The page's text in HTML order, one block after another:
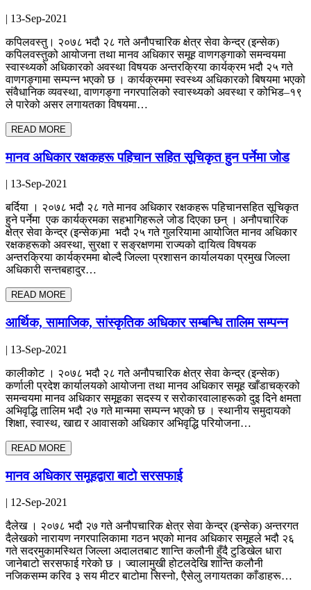
| 13-Sep-2021
कपिलवस्तु। २०७८ भदौ २८ गते अनौपचारिक क्षेत्र सेवा केन्द्र (इन्सेक)
कपिलवस्तुको आयोजना तथा मानव अधिकार समूह वाणगङ्गाको समन्वयमा
स्वास्थ्यको अधिकारको अवस्था विषयक अन्तरक्रिया कार्यक्रम भदौ २५ गते
वाणगङ्गामा सम्पन्न भएको छ । कार्यक्रममा स्वस्थ्य अधिकारको बिषयमा भएको
संवैधानिक व्यवस्था, वाणगङ्गा नगरपालिको स्वास्थ्यको अवस्था र कोभिड–१९
ले पारेको असर लगायतका विषयमा…
READ MORE
मानव अधिकार रक्षकहरू पहिचान सहित सूचिकृत हुन पर्नेमा जोड
| 13-Sep-2021
बर्दिया । २०७८ भदौ २८ गते मानव अधिकार रक्षकहरू पहिचानसहित सूचिकृत
हुने पर्नेमा एक कार्यक्रमका सहभागिहरूले जोड दिएका छन् । अनौपचारिक
क्षेत्र सेवा केन्द्र (इन्सेक)मा भदौ २५ गते गुलरियामा आयोजित मानव अधिकार
रक्षकहरूको अवस्था, सुरक्षा र सङ्रक्षणमा राज्यको दायित्व विषयक
अन्तरक्रिया कार्यक्रममा बोल्दै जिल्ला प्रशासन कार्यालयका प्रमुख जिल्ला
अधिकारी सन्तबहादुर…
READ MORE
आर्थिक, सामाजिक, सांस्कृतिक अधिकार सम्बन्धि तालिम सम्पन्न
| 13-Sep-2021
कालीकोट । २०७८ भदौ २८ गते अनौपचारिक क्षेत्र सेवा केन्द्र (इन्सेक)
कर्णाली प्रदेश कार्यालयको आयोजना तथा मानव अधिकार समूह खाँडाचक्रको
समन्वयमा मानव अधिकार समूहका सदस्य र सरोकारवालाहरूको दुइ दिने क्षमता
अभिवृद्धि तालिम भदौ २७ गते मान्ममा सम्पन्न भएको छ । स्थानीय समुदायको
शिक्षा, स्वास्थ, खाद्य र आवासको अधिकार अभिवृद्धि परियोजना…
READ MORE
मानव अधिकार समूहद्वारा बाटो सरसफाई
| 12-Sep-2021
दैलेख । २०७८ भदौ २७ गते अनौपचारिक क्षेत्र सेवा केन्द्र (इन्सेक) अन्तरगत
दैलेखको नारायण नगरपालिकामा गठन भएको मानव अधिकार समूहले भदौ २६
गते सदरमुकामस्थित जिल्ला अदालतबाट शान्ति कलौनी हुँदै टुडिखेल धारा
जानेबाटो सरसफाई गरेको छ । ज्वालामुखी होटलदेखि शान्ति कलौनी
नजिकसम्म करिव ३ सय मीटर बाटोमा सिस्नो, एैसेलु लगायतका काँडाहरू…